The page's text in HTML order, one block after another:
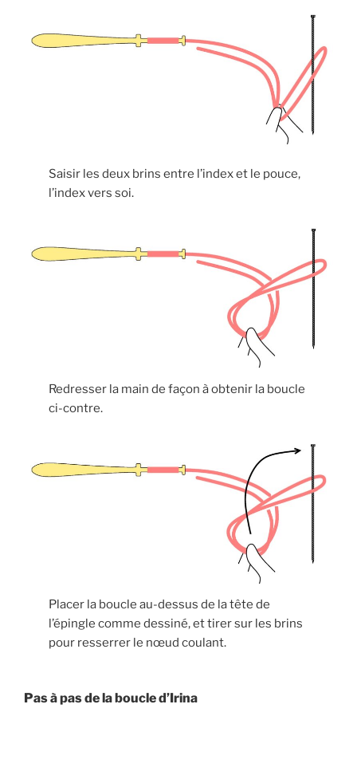
Saisir les deux brins entre l’index et le pouce,
l’index vers soi.
Redresser la main de façon à obtenir la boucle
ci-contre.
Placer la boucle au-dessus de la tête de
l’épingle comme dessiné, et tirer sur les brins
pour resserrer le nœud coulant.
Pas à pas de la boucle d’Irina